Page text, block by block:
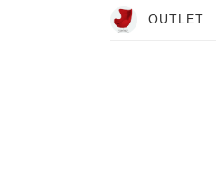
OUTLET